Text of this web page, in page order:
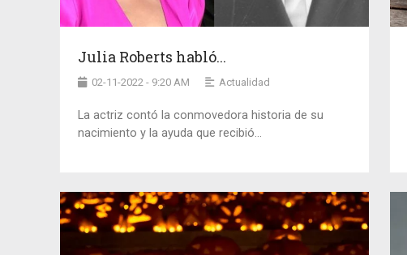
Julia Roberts habló...
02-11-2022 - 9:20 AM Actualidad
La actriz contó la conmovedora historia de su
nacimiento y la ayuda que recibió...